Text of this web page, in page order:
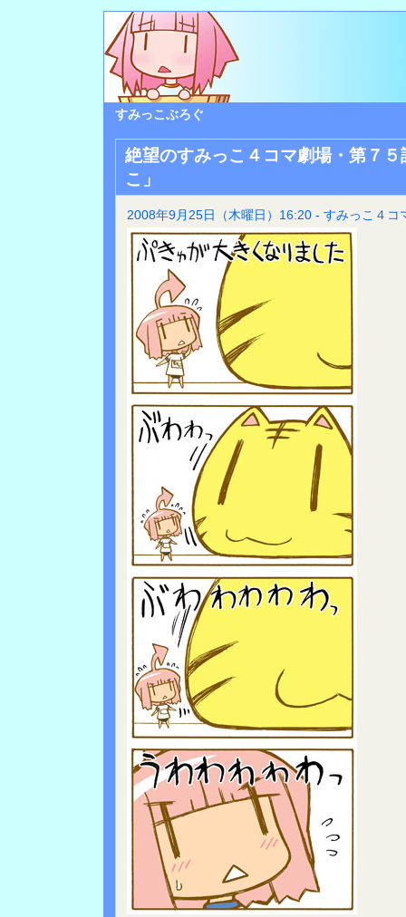
すみっこぶろぐ
絶望のすみっこ４コマ劇場・第７
こ」
2008年9月25日（木曜日）16:20 - すみっこ４コ